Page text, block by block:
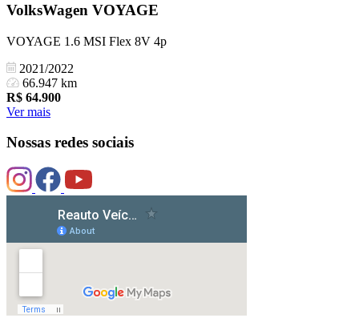
VolksWagen VOYAGE
VOYAGE 1.6 MSI Flex 8V 4p
2021/2022
66.947 km
R$ 64.900
Ver mais
Nossas redes sociais